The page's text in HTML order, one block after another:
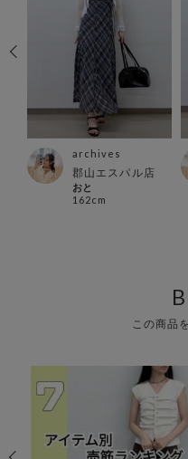
archives
郡山エスパル店
おと
162cm
この商品